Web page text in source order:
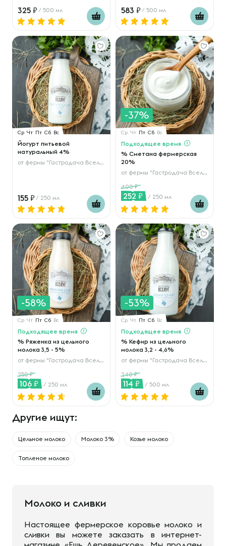
325 / 500 мл 583 / 500 мл
Ср Чт Пт Сб Вс
Йогурт питьевой
натуральный 4%
от фермы "Гастродача Вселуг"
155 / 250 мл
-37%
Ср Чт Пт Сб Вс
Подходящее время
% Сметана фермерская
20%
от фермы "Гастродача Вселуг"
400
252 / 250 мл
-58%
Ср Чт Пт Сб Вс
Подходящее время
% Ряженка из цельного
молока 3,5 - 5%
от фермы "Гастродача Вселуг"
250
106 / 250 мл
-53%
Ср Чт Пт Сб Вс
Подходящее время
% Кефир из цельного
молока 3,2 - 4,6%
от фермы "Гастродача Вселуг"
240
114 / 500 мл
Другие ищут:
Цельное молоко Молоко 3% Козье молоко
Топленое молоко
Молоко и сливки
Настоящее фермерское коровье молоко и
сливки вы можете заказать в интернет-